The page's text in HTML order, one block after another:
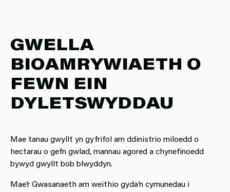
GWELLA
BIOAMRYWIAETH O
FEWN EIN
DYLETSWYDDAU
Mae tanau gwyllt yn gyfrifol am ddinistrio miloedd o
hectarau o gefn gwlad, mannau agored a chynefinoedd
bywyd gwyllt bob blwyddyn.
Mae’r Gwasanaeth am weithio gyda’n cymunedau i